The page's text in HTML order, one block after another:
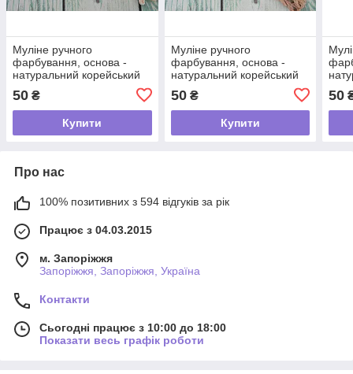
Муліне ручного
фарбування, основа -
натуральний корейський
50 ₴
Купити
Муліне ручного
фарбування, основа -
натуральний корейський
50₴
Купити
50
Про нас
100% позитивних з 594 відгуків за рік
Працює з 04.03.2015
м. Запоріжжя
Запоріжжя, Запоріжжя, Україна
Контакти
Сьогодні працює з 10:00 до 18:00
Показати весь графік роботи